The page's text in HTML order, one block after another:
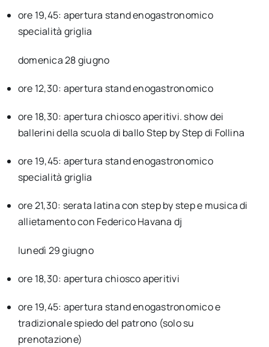
ore 19,45: apertura stand enogastronomico
specialità griglia
domenica 28 giugno
ore 12,30: apertura stand enogastronomico
ore 18,30: apertura chiosco aperitivi. show dei
ballerini della scuola di ballo Step by Step di Follina
ore 19,45: apertura stand enogastronomico
specialità griglia
ore 21,30: serata latina con step by step e musica di
allietamento con Federico Havana dj
lunedì 29 giugno
ore 18,30: apertura chiosco aperitivi
ore 19,45: apertura stand enogastronomico e
tradizionale spiedo del patrono (solo su
prenotazione)